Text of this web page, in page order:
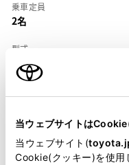
当ウェブサイトは
当ウェブサイト(
Cookie(クッキー)を使用
乗車定員
2名
型式
E-SW20
ホイールベース ※1
2400mm